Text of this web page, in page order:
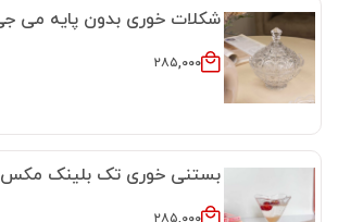
شکلات خوری بدون پایه می جی کد
۲۸۵,۰۰۰
بستنی خوری تک بلینک مکس کد